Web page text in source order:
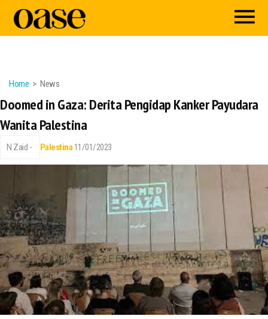
Home News
Doomed in Gaza: Derita Pengidap Kanker Payudara
Wanita Palestina
N Zaid - Palestina 11/01/2023